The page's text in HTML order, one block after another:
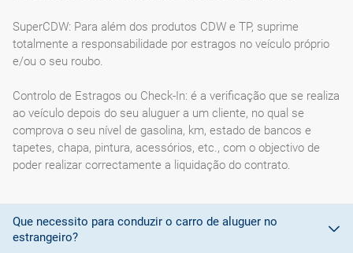
SuperCDW: Para além dos produtos CDW e TP, suprime
totalmente a responsabilidade por estragos no veículo próprio
e/ou o seu roubo.
Controlo de Estragos ou Check-In: é a verificação que se realiza
ao veículo depois do seu aluguer a um cliente, no qual se
comprova o seu nível de gasolina, km, estado de bancos e
tapetes, chapa, pintura, acessórios, etc., com o objectivo de
poder realizar correctamente a liquidação do contrato.
Que necessito para conduzir o carro de aluguer no
estrangeiro?